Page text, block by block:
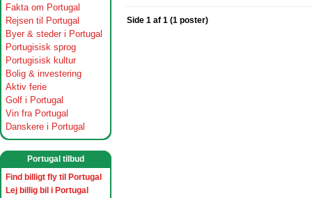
Fakta om Portugal
Rejsen til Portugal
Byer & steder i Portugal
Portugisisk sprog
Portugisisk kultur
Bolig & investering
Aktiv ferie
Golf i Portugal
Vin fra Portugal
Danskere i Portugal
Portugal tilbud
Find billigt fly til Portugal
Lej billig bil i Portugal
Side 1 af 1 (1 poster)